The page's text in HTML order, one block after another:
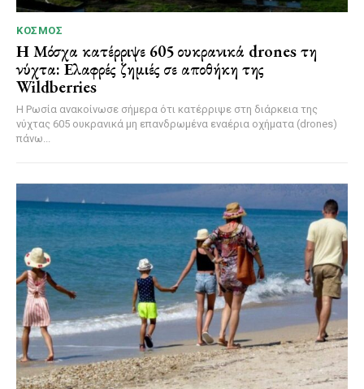
ΚΌΣΜΟΣ
Η Μόσχα κατέρριψε 605 ουκρανικά drones τη
νύχτα: Ελαφρές ζημιές σε αποθήκη της
Wildberries
Η Ρωσία ανακοίνωσε σήμερα ότι κατέρριψε στη διάρκεια της
νύχτας 605 ουκρανικά μη επανδρωμένα εναέρια οχήματα (drones)
πάνω...